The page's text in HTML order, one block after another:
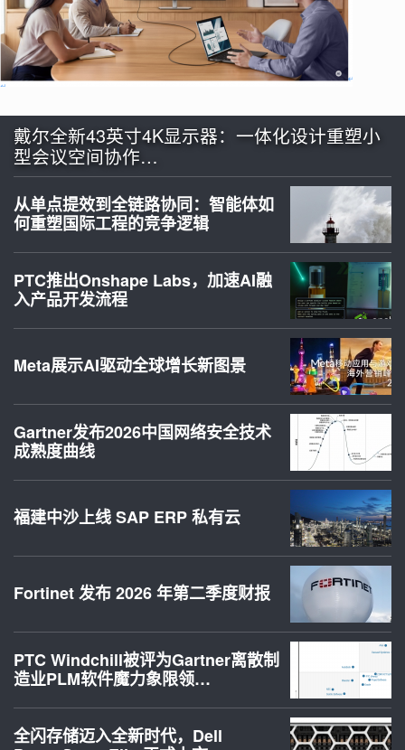
戴尔全新43英寸4K显示器：一体化设计重塑小
型会议空间协作…
从单点提效到全链路协同：智能体如
何重塑国际工程的竞争逻辑
PTC推出Onshape Labs，加速AI融
入产品开发流程
Meta展示AI驱动全球增长新图景
Gartner发布2026中国网络安全技术
成熟度曲线
福建中沙上线 SAP ERP 私有云
Fortinet 发布 2026 年第二季度财报
PTC Windchill被评为Gartner离散制
造业PLM软件魔力象限领…
全闪存储迈入全新时代，Dell